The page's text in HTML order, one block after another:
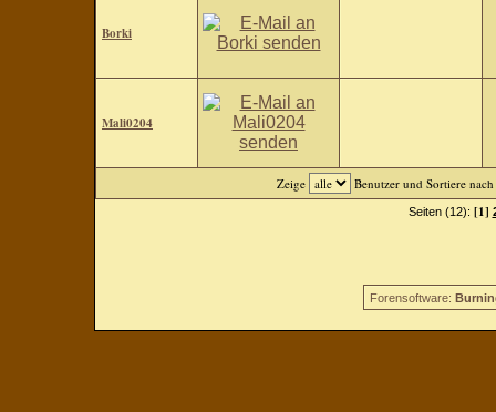
Borki
Mali0204
Zeige Benutzer und Sortiere nach
Seiten (12): [1]
Forensoftware: